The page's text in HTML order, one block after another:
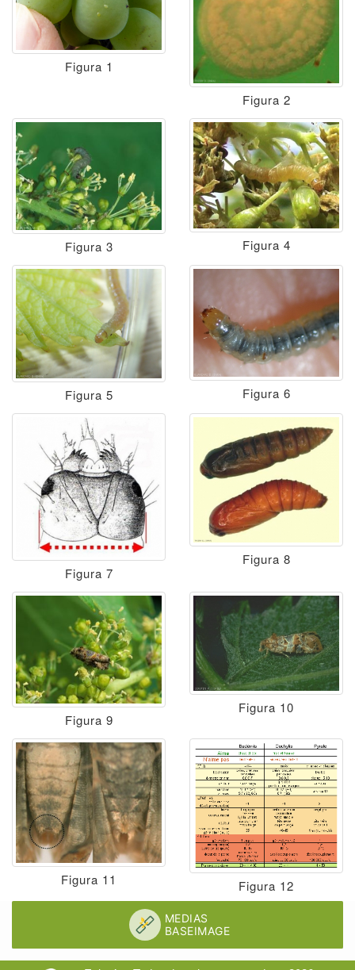
Figura 1
Figura 2
Figura 3 Figura 4
Figura 5 Figura 6
Figura 7
Figura 8
Figura 9
Figura 10
Figura 11 Figura 12